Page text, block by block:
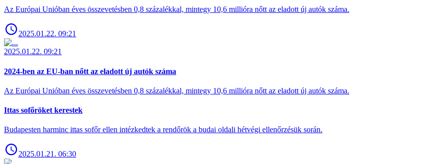
Az Európai Unióban éves összevetésben 0,8 százalékkal, mintegy 10,6 millióra nőtt az eladott új autók száma.
2025.01.22. 09:21
2025.01.22. 09:21
2024-ben az EU-ban nőtt az eladott új autók száma
Az Európai Unióban éves összevetésben 0,8 százalékkal, mintegy 10,6 millióra nőtt az eladott új autók száma.
Ittas sofőröket kerestek
Budapesten harminc ittas sofőr ellen intézkedtek a rendőrök a budai oldali hétvégi ellenőrzésük során.
2025.01.21. 06:30